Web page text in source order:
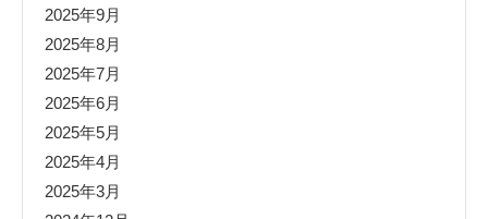
2025年9月
2025年8月
2025年7月
2025年6月
2025年5月
2025年4月
2025年3月